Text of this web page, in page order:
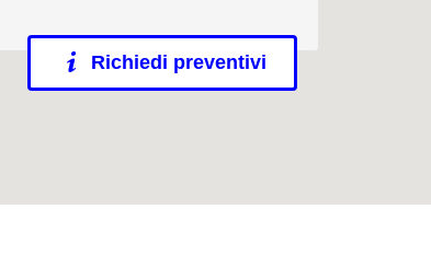
Richiedi preventivi